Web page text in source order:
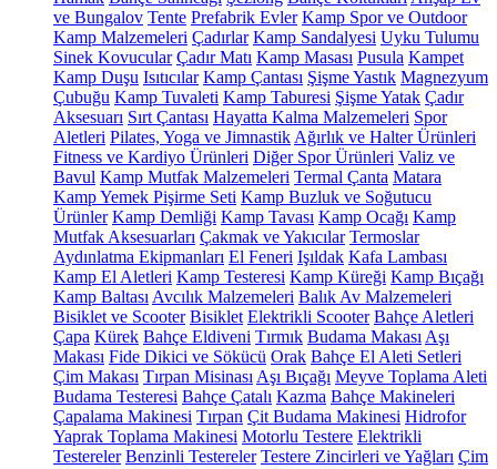
ve Bungalov Tente Prefabrik Evler Kamp Spor ve Outdoor
Kamp Malzemeleri Çadırlar Kamp Sandalyesi Uyku Tulumu
Sinek Kovucular Çadır Matı Kamp Masası Pusula Kampet
Kamp Duşu Isıtıcılar Kamp Çantası Şişme Yastık Magnezyum
Çubuğu Kamp Tuvaleti Kamp Taburesi Şişme Yatak Çadır
Aksesuarı Sırt Çantası Hayatta Kalma Malzemeleri Spor
Aletleri Pilates, Yoga ve Jimnastik Ağırlık ve Halter Ürünleri
Fitness ve Kardiyo Ürünleri Diğer Spor Ürünleri Valiz ve
Bavul Kamp Mutfak Malzemeleri Termal Çanta Matara
Kamp Yemek Pişirme Seti Kamp Buzluk ve Soğutucu
Ürünler Kamp Demliği Kamp Tavası Kamp Ocağı Kamp
Mutfak Aksesuarları Çakmak ve Yakıcılar Termoslar
Aydınlatma Ekipmanları El Feneri Işıldak Kafa Lambası
Kamp El Aletleri Kamp Testeresi Kamp Küreği Kamp Bıçağı
Kamp Baltası Avcılık Malzemeleri Balık Av Malzemeleri
Bisiklet ve Scooter Bisiklet Elektrikli Scooter Bahçe Aletleri
Çapa Kürek Bahçe Eldiveni Tırmık Budama Makası Aşı
Makası Fide Dikici ve Sökücü Orak Bahçe El Aleti Setleri
Çim Makası Tırpan Misinası Aşı Bıçağı Meyve Toplama Aleti
Budama Testeresi Bahçe Çatalı Kazma Bahçe Makineleri
Çapalama Makinesi Tırpan Çit Budama Makinesi Hidrofor
Yaprak Toplama Makinesi Motorlu Testere Elektrikli
Testereler Benzinli Testereler Testere Zincirleri ve Yağları Çim